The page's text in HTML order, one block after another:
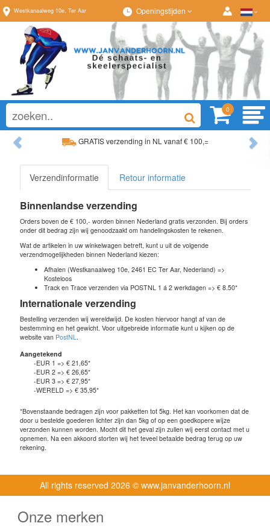
Westkanaalweg 10e, Ter Aar Openingstijden
0
GRATIS verzending in NL vanaf € 100,=
Previous
Verzendinformatie Retour informatie
Binnenlandse verzending
Orders boven de € 100,- worden binnen Nederland gratis verzonden. Bij orders
onder dit bedrag zijn wij genoodzaakt om handelingskosten te rekenen.
Wat de artikelen in uw winkelwagen betreft, kunt u uit de volgende
verzendmogelijkheden binnen Nederland kiezen:
Afhalen (Westkanaalweg 10e, 2461 EC Ter Aar, Nederland) =>
Kosteloos
Track en Trace verzenden via POSTNL 1 á 2 werkdagen => € 8.50*
Internationale verzending
Bestelling verzenden wij wereldwijd. De kosten hiervoor hangt af van de
bestemming en het gewicht. Voor uitgebreide informatie kunt u kijken op de
website van PostNL
Aangetekend
-EUR 1 => € 21,65*
-EUR 2 => € 26,65*
-EUR 3 => € 27,95*
-WERELD => € 35,95*
*Bovenstaande bedragen zijn voor pakketten tot 5kg. Het kan voorkomen dat de
door u bestelde goederen lichter zijn dan 5kg of op een goedkopere wijze
verzonden kunnen worden. Mocht dit het geval zijn zullen wij eerst contact met u
opnemen. Na een akkoord storten wij het teveel betaalde bedrag terug op uw
rekening.
All rights reserved 2026 © www.janvanderhoorn.nl
Onze merken